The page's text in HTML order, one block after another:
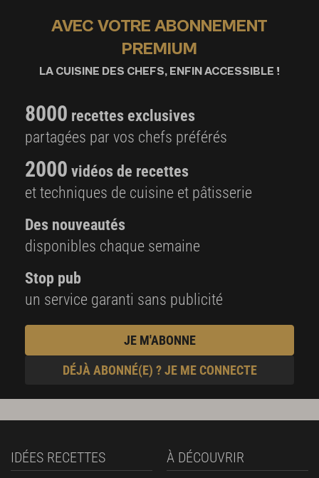
AVEC VOTRE ABONNEMENT
PREMIUM
LA CUISINE DES CHEFS, ENFIN ACCESSIBLE !
8000 recettes exclusives
partagées par vos chefs préférés
2000 vidéos de recettes
et techniques de cuisine et pâtisserie
Des nouveautés
disponibles chaque semaine
Stop pub
un service garanti sans publicité
JE M'ABONNE
DÉJÀ ABONNÉ(E) ? JE ME CONNECTE
IDÉES RECETTES À DÉCOUVRIR